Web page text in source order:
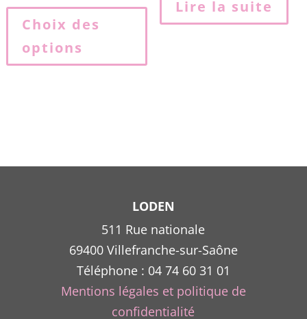
Choix des
options
produit
page
du
produit
Lire la suite
LODEN
511 Rue nationale
69400 Villefranche-sur-Saône
Téléphone : 04 74 60 31 01
Mentions légales et politique de
confidentialité